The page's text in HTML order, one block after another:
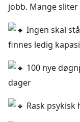
jobb. Mange
Ingen skal
finnes ledig
100 nye
dager
Rask